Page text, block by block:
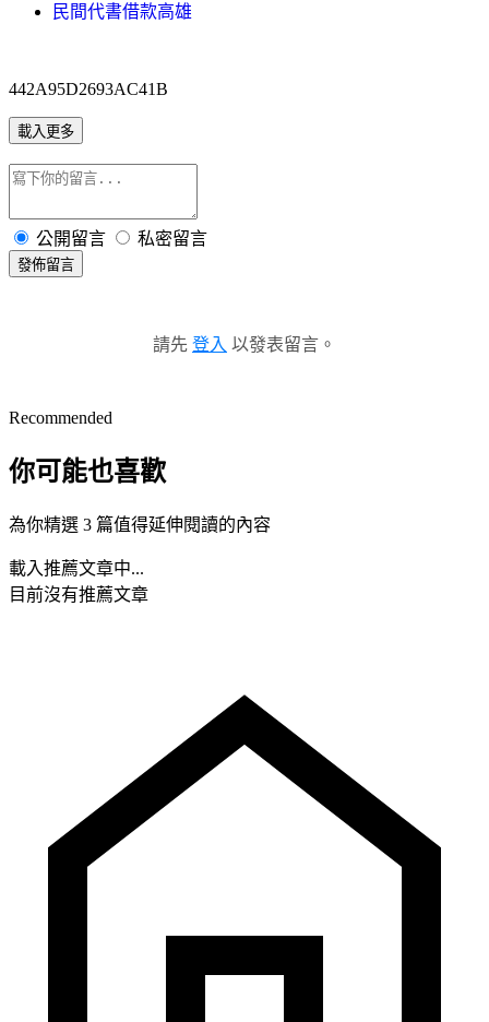
民間代書借款高雄
442A95D2693AC41B
載入更多
公開留言 私密留言
發佈留言
請先 登入 以發表留言。
Recommended
你可能也喜歡
為你精選 3 篇值得延伸閱讀的內容
載入推薦文章中...
目前沒有推薦文章